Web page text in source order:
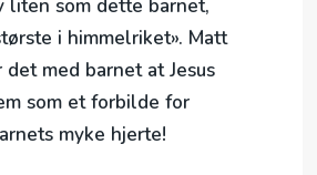
liten som dette barnet,
i himmelriket». Matt
med barnet at Jesus
som et forbilde for
myke hjerte!